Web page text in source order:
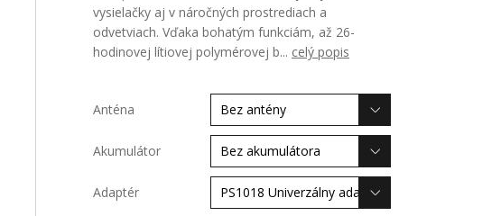
vysielačky aj v náročných prostrediach a
odvetviach. Vďaka bohatým funkciám, až 26-
hodinovej lítiovej polymérovej b... celý popis
Anténa
Akumulátor
Adaptér